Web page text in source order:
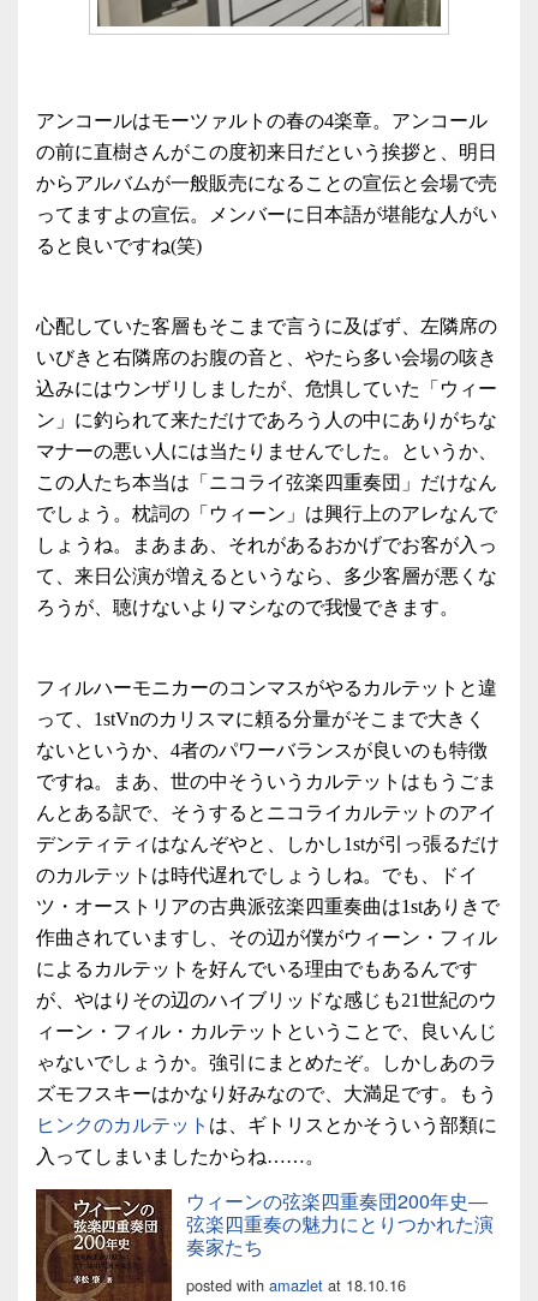
アンコールはモーツァルトの春の4楽章。アンコール
の前に直樹さんがこの度初来日だという挨拶と、明日
からアルバムが一般販売になることの宣伝と会場で売
ってますよの宣伝。メンバーに日本語が堪能な人がい
ると良いですね(笑)
心配していた客層もそこまで言うに及ばず、左隣席の
いびきと右隣席のお腹の音と、やたら多い会場の咳き
込みにはウンザリしましたが、危惧していた「ウィー
ン」に釣られて来ただけであろう人の中にありがちな
マナーの悪い人には当たりませんでした。というか、
この人たち本当は「ニコライ弦楽四重奏団」だけなん
でしょう。枕詞の「ウィーン」は興行上のアレなんで
しょうね。まあまあ、それがあるおかげでお客が入っ
て、来日公演が増えるというなら、多少客層が悪くな
ろうが、聴けないよりマシなので我慢できます。
フィルハーモニカーのコンマスがやるカルテットと違
って、1stVnのカリスマに頼る分量がそこまで大きく
ないというか、4者のパワーバランスが良いのも特徴
ですね。まあ、世の中そういうカルテットはもうごま
んとある訳で、そうするとニコライカルテットのアイ
デンティティはなんぞやと、しかし1stが引っ張るだけ
のカルテットは時代遅れでしょうしね。でも、ドイ
ツ・オーストリアの古典派弦楽四重奏曲は1stありきで
作曲されていますし、その辺が僕がウィーン・フィル
によるカルテットを好んでいる理由でもあるんです
が、やはりその辺のハイブリッドな感じも21世紀のウ
ィーン・フィル・カルテットということで、良いんじ
ゃないでしょうか。強引にまとめたぞ。しかしあのラ
ズモフスキーはかなり好みなので、大満足です。もう
ヒンクのカルテット は、ギトリスとかそういう部類に
入ってしまいましたからね……。
ウィーンの弦楽四重奏団200年史―
弦楽四重奏の魅力にとりつかれた演
奏家たち
posted with amazlet at 18.10.16